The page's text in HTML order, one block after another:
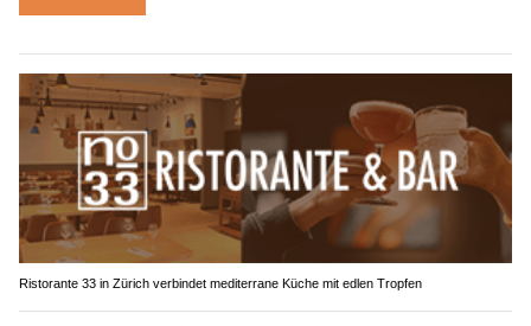
Ristorante 33 in Zürich verbindet mediterrane Küche mit edlen Tropfen